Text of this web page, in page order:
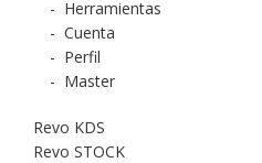
- Herramientas
- Cuenta
- Perfil
- Master
Revo KDS
Revo STOCK